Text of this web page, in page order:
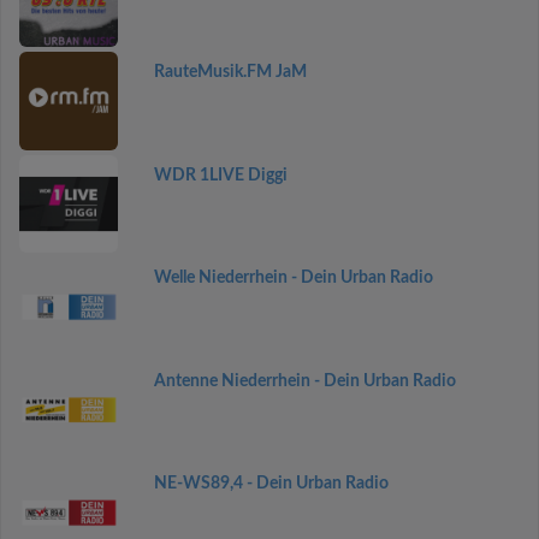
RauteMusik.FM JaM
WDR 1LIVE Diggi
Welle Niederrhein - Dein Urban Radio
Antenne Niederrhein - Dein Urban Radio
NE-WS89,4 - Dein Urban Radio